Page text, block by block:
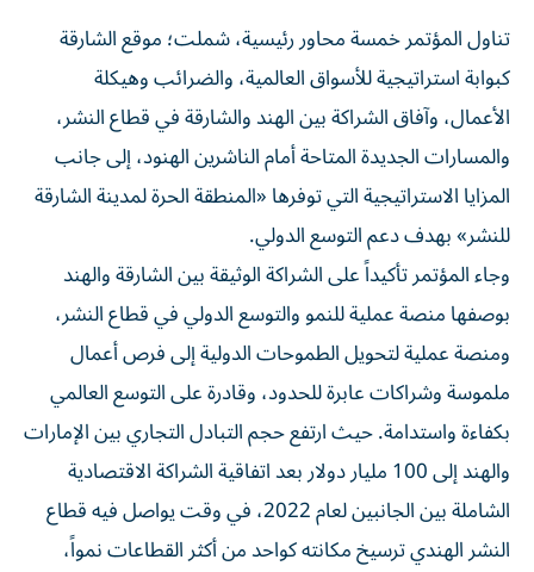
تناول المؤتمر خمسة محاور رئيسية، شملت؛ موقع الشارقة
كبوابة استراتيجية للأسواق العالمية، والضرائب وهيكلة
الأعمال، وآفاق الشراكة بين الهند والشارقة في قطاع النشر،
والمسارات الجديدة المتاحة أمام الناشرين الهنود، إلى جانب
المزايا الاستراتيجية التي توفرها «المنطقة الحرة لمدينة الشارقة
للنشر» بهدف دعم التوسع الدولي.
وجاء المؤتمر تأكيداً على الشراكة الوثيقة بين الشارقة والهند
بوصفها منصة عملية للنمو والتوسع الدولي في قطاع النشر،
ومنصة عملية لتحويل الطموحات الدولية إلى فرص أعمال
ملموسة وشراكات عابرة للحدود، وقادرة على التوسع العالمي
بكفاءة واستدامة. حيث ارتفع حجم التبادل التجاري بين الإمارات
والهند إلى 100 مليار دولار بعد اتفاقية الشراكة الاقتصادية
الشاملة بين الجانبين لعام 2022، في وقت يواصل فيه قطاع
النشر الهندي ترسيخ مكانته كواحد من أكثر القطاعات نمواً،